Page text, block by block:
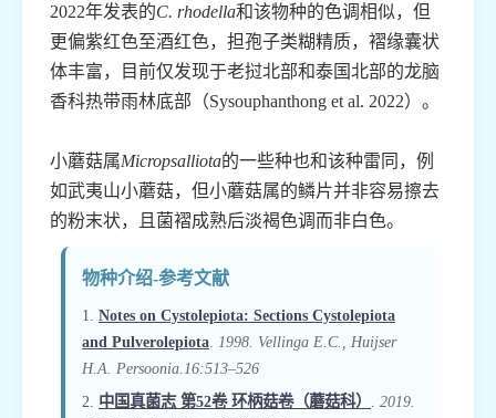
2022年发表的C. rhodella和该物种的色调相似，但
更偏紫红色至酒红色，担孢子类糊精质，褶缘囊状
体丰富，目前仅发现于老挝北部和泰国北部的龙脑
香科热带雨林底部（Sysouphanthong et al. 2022）。
小蘑菇属Micropsalliota的一些种也和该种雷同，例
如武夷山小蘑菇，但小蘑菇属的鳞片并非容易擦去
的粉末状，且菌褶成熟后淡褐色调而非白色。
物种介绍-参考文献
1. Notes on Cystolepiota: Sections Cystolepiota
and Pulverolepiota. 1998. Vellinga E.C., Huijser
H.A. Persoonia.16:513–526
2. 中国真菌志 第52卷 环柄菇卷（蘑菇科） . 2019.